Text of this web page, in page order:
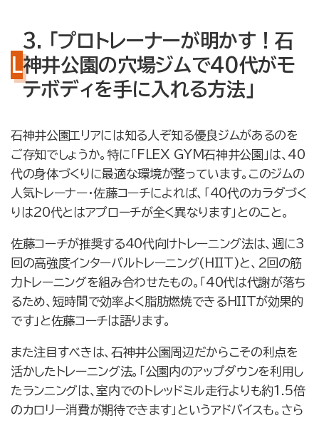
3. 「プロトレーナーが明かす！石
神井公園の穴場ジムで40代がモ
テボディを手に入れる方法」
石神井公園エリアには知る人ぞ知る優良ジムがあるのを
ご存知でしょうか。特に「FLEX GYM石神井公園」は、40
代の身体づくりに最適な環境が整っています。このジムの
人気トレーナー・佐藤コーチによれば、「40代のカラダづく
りは20代とはアプローチが全く異なります」とのこと。
佐藤コーチが推奨する40代向けトレーニング法は、週に3
回の高強度インターバルトレーニング(HIIT)と、2回の筋
力トレーニングを組み合わせたもの。「40代は代謝が落ち
るため、短時間で効率よく脂肪燃焼できるHIITが効果的
です」と佐藤コーチは語ります。
また注目すべきは、石神井公園周辺だからこその利点を
活かしたトレーニング法。「公園内のアップダウンを利用し
たランニングは、室内でのトレッドミル走行よりも約1.5倍
のカロリー消費が期待できます」というアドバイスも。さら